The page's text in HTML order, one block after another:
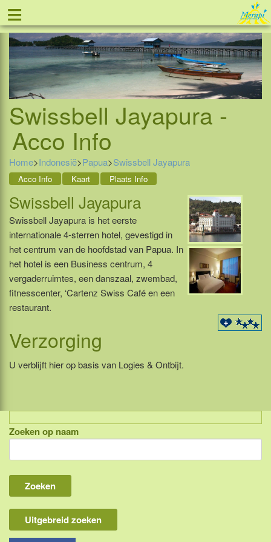
≡ Tel: 088 - 81 11 999
Swissbell Jayapura -
Acco Info
Home>Indonesië>Papua>Swissbell Jayapura
Acco Info Kaart Plaats Info
Swissbell Jayapura
Swissbell Jayapura is het eerste
internationale 4-sterren hotel, gevestigd in
het centrum van de hoofdstad van Papua. In
het hotel is een Business centrum, 4
vergaderruimtes, een danszaal, zwembad,
fitnesscenter, ‘Cartenz Swiss Café en een
restaurant.
Verzorging
U verblijft hier op basis van Logies & Ontbijt.
Indonesië, eilandcombinaties
Bali
Lombok
Flores & Komodo
Overige Sunda eilanden
Zoeken op naam
Uitgebreid zoeken